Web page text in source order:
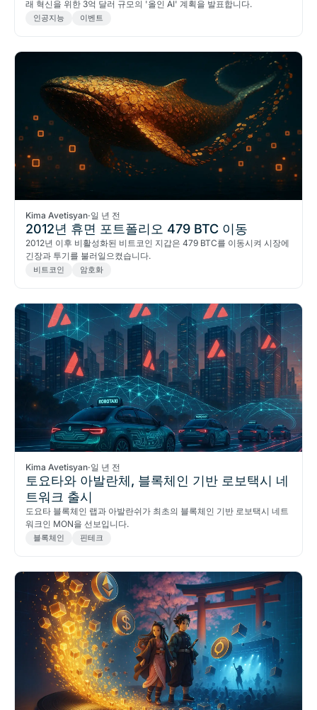
래 혁신을 위한 3억 달러 규모의 '올인 AI' 계획을 발표합니다.
인공지능 이벤트
Kima Avetisyan·일 년 전
2012년 휴면 포트폴리오 479 BTC 이동
2012년 이후 비활성화된 비트코인 지갑은 479 BTC를 이동시켜 시장에
긴장과 투기를 불러일으켰습니다.
비트코인 암호화
Kima Avetisyan·일 년 전
토요타와 아발란체, 블록체인 기반 로보택시 네
트워크 출시
도요타 블록체인 랩과 아발란쉬가 최초의 블록체인 기반 로보택시 네트
워크인 MON을 선보입니다.
블록체인 핀테크